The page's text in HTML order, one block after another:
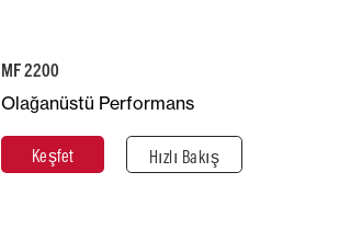
MF 2200
Olağanüstü Performans
Keşfet Hızlı Bakış